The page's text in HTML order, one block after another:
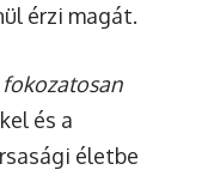
érzi magát.
fokozatosan
és a
életbe